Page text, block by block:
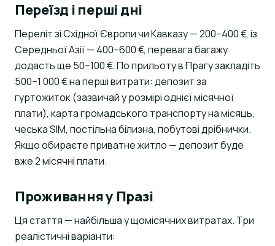
Переїзд і перші дні
Переліт зі Східної Європи чи Кавказу — 200–400 €, із
Середньої Азії — 400–600 €, перевага багажу
додасть ще 50–100 €. По прильоту в Прагу закладіть
500–1 000 € на перші витрати: депозит за
гуртожиток (зазвичай у розмірі однієї місячної
плати), карта громадського транспорту на місяць,
чеська SIM, постільна білизна, побутові дрібнички.
Якщо обираєте приватне житло — депозит буде
вже 2 місячні плати.
Проживання у Празі
Ця стаття — найбільша у щомісячних витратах. Три
реалістичні варіанти: